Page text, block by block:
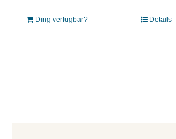
Ding verfügbar? Details